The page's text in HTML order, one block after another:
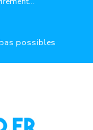
possibles